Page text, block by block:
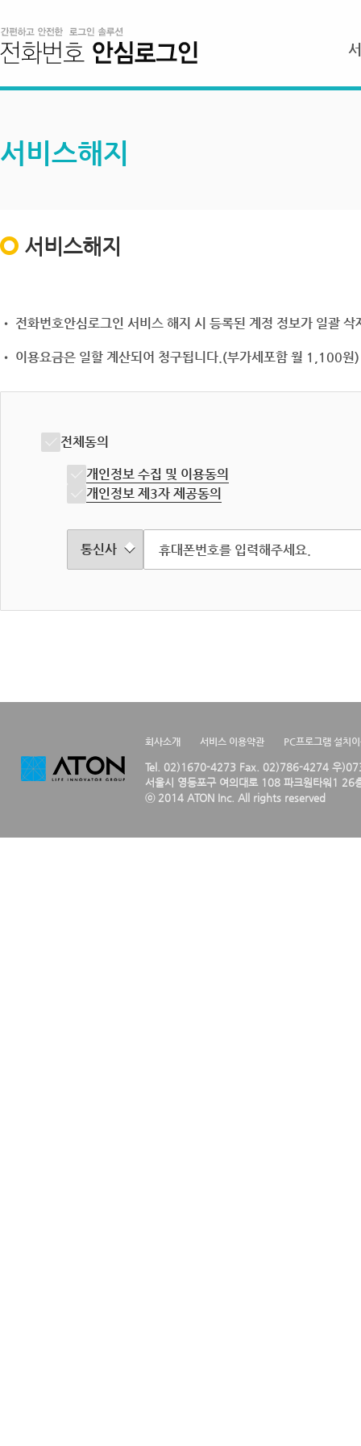
서비스해지
서비스해지
• 전화번호안심로그인 서비스 해지 시 등록된 계정 정보가 일괄
• 이용요금은 일할 계산되어 청구됩니다.(부가세포함 월 1,100원)
전체동의
개인정보 수집 및 이용동의
개인정보 제3자 제공동의
회사소개 서비스 이용약관 PC프로그램 설치
Tel. 02)1670-4273 Fax. 02)786-4274 우
서울시 영등포구 여의대로 108 파크원타워1 26
ⓒ 2014 ATON Inc. All rights reserved